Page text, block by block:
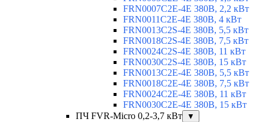
FRN0007C2E-4E 380В, 2,2 кВт
FRN0011C2E-4E 380В, 4 кВт
FRN0013C2S-4E 380В, 5,5 кВт
FRN0018C2S-4E 380В, 7,5 кВт
FRN0024C2S-4E 380В, 11 кВт
FRN0030C2S-4E 380В, 15 кВт
FRN0013C2E-4E 380В, 5,5 кВт
FRN0018C2E-4E 380В, 7,5 кВт
FRN0024C2E-4E 380В, 11 кВт
FRN0030C2E-4E 380В, 15 кВт
ПЧ FVR-Micro 0,2-3,7 кВт
▼